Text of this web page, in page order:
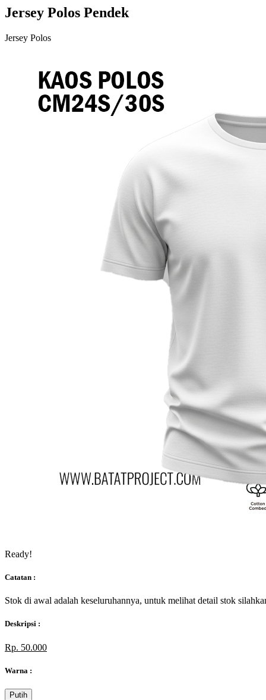
Jersey Polos Pendek
Jersey Polos
Ready!
Catatan :
Stok di awal adalah keseluruhannya, untuk melihat detail stok
Deskripsi :
Rp. 50.000
Warna :
Putih